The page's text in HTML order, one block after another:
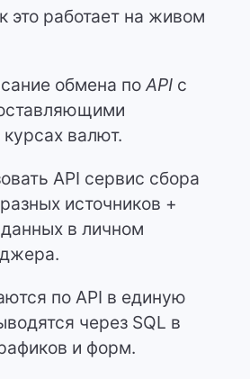
это работает на живом
обмена поAPI с
валют.
API сервис сбора
источников +
в личном
по API в единую
через SQL в
и форм.